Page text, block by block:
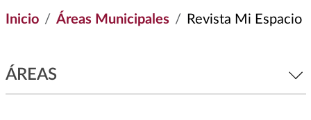
Inicio Áreas Municipales Revista Mi Espacio
ÁREAS